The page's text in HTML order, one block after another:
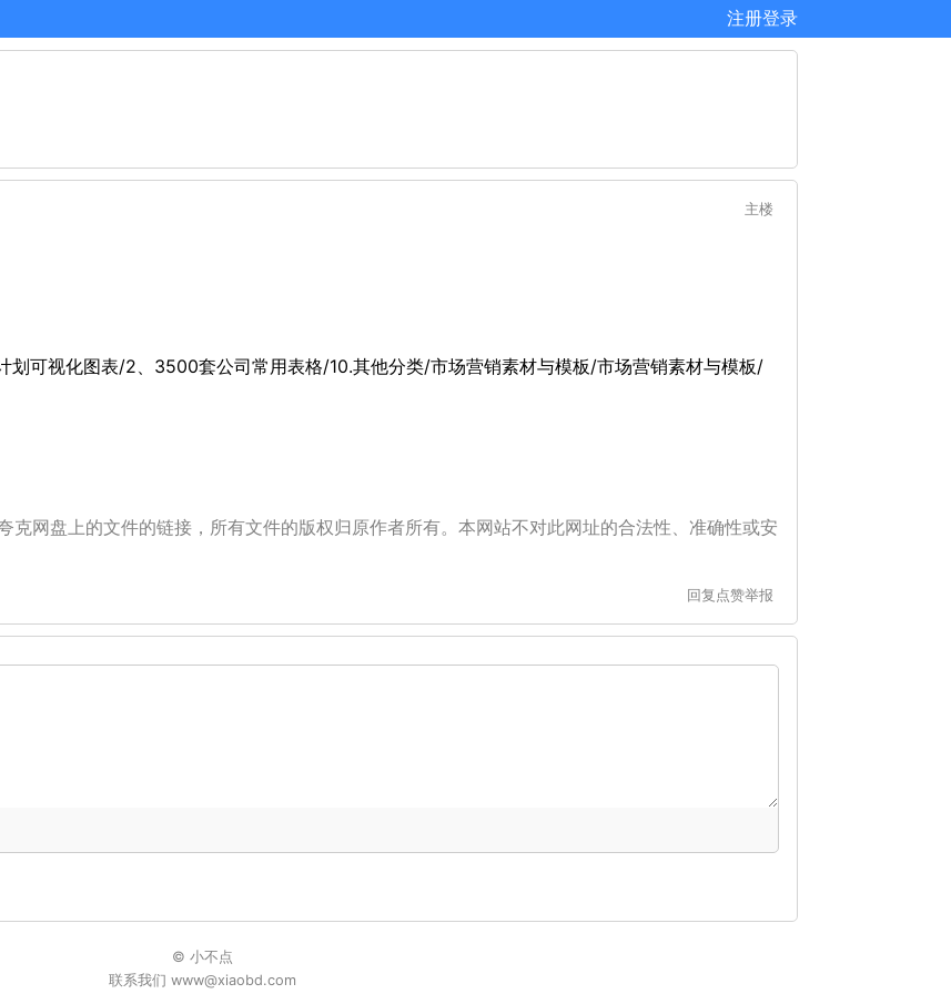
注册登录
主楼
可视化图表/2、3500套公司常用表格/10.其他分类/市场营销素材与模板/市场营销素材与模板/
克网盘上的文件的链接，所有文件的版权归原作者所有。本网站不对此网址的合法性、准确性或安
回复 点赞举报
© 小不点
联系我们 www@xiaobd.com